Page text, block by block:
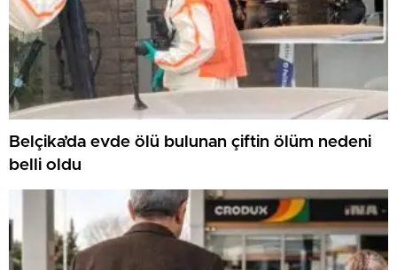
Belçika’da evde ölü bulunan çiftin ölüm nedeni
belli oldu